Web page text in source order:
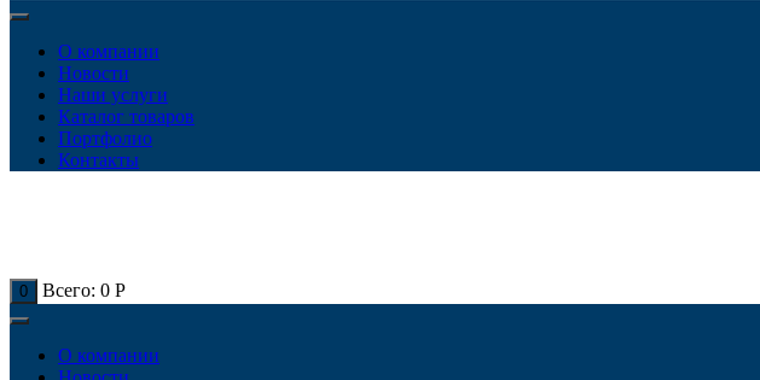
О компании
Новости
Наши услуги
Каталог товаров
Портфолио
Контакты
0 Всего: 0 Р
О компании